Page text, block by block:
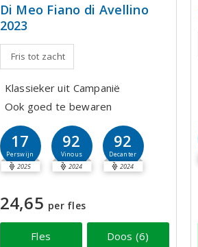
Di Meo Fiano di Avellino
2023
Fris tot zacht
Klassieker uit Campanië
Ook goed te bewaren
17
Perswijn
2025
92
Vinous
2024
92
Decanter
2024
24,65 per fles
Fles Doos (6)